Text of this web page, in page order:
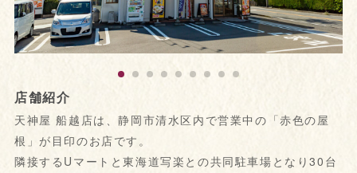
店舗紹介
天神屋 船越店は、静岡市清水区内で営業中の「赤色の屋
根」が目印のお店です。
隣接するUマートと東海道写楽との共同駐車場となり30台